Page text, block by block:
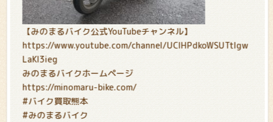
【みのまるバイク公式YouTubeチャンネル】
https://www.youtube.com/channel/UCIHPdkoWSUTtIgw
LaKl3ieg
みのまるバイクホームページ
https://minomaru-bike.com/
#バイク買取熊本
#みのまるバイク